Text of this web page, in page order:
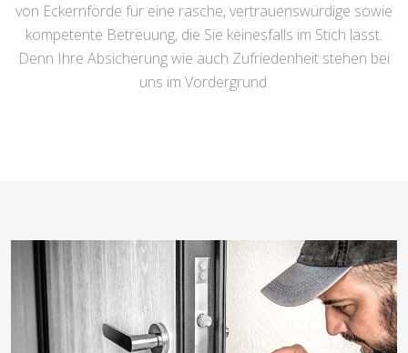
von Eckernförde für eine rasche, vertrauenswürdige sowie
kompetente Betreuung, die Sie keinesfalls im Stich lässt.
Denn Ihre Absicherung wie auch Zufriedenheit stehen bei
uns im Vordergrund.